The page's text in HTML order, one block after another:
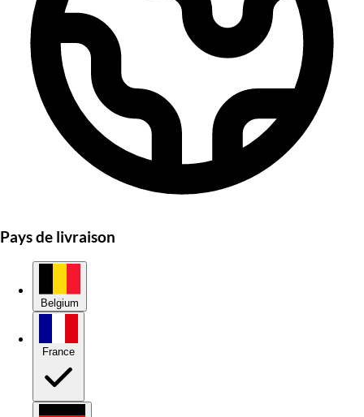
Pays de livraison
Belgium